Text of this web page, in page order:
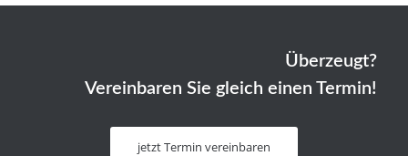
Überzeugt?
Vereinbaren Sie gleich einen Termin!
jetzt Termin vereinbaren